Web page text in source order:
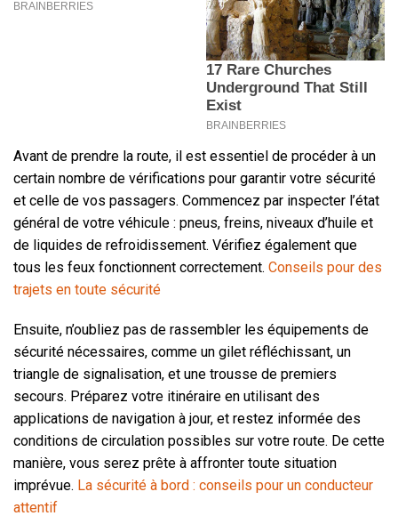
Avant de prendre la route, il est essentiel de procéder à un
certain nombre de vérifications pour garantir votre sécurité
et celle de vos passagers. Commencez par inspecter l’état
général de votre véhicule : pneus, freins, niveaux d’huile et
de liquides de refroidissement. Vérifiez également que
tous les feux fonctionnent correctement. Conseils pour des
trajets en toute sécurité
Ensuite, n’oubliez pas de rassembler les équipements de
sécurité nécessaires, comme un gilet réfléchissant, un
triangle de signalisation, et une trousse de premiers
secours. Préparez votre itinéraire en utilisant des
applications de navigation à jour, et restez informée des
conditions de circulation possibles sur votre route. De cette
manière, vous serez prête à affronter toute situation
imprévue. La sécurité à bord : conseils pour un conducteur
attentif